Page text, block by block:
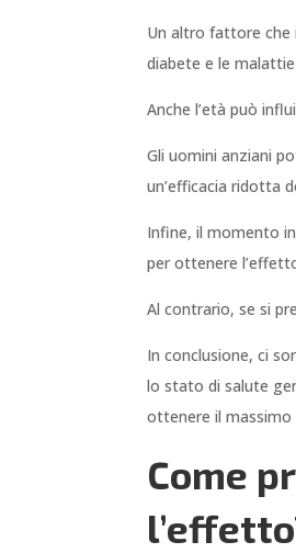
Un altro fattore che
diabete e le
Anche l’età può
Gli uomini anziani
un’efficacia ridotta
Infine, il momento
per ottenere
Al contrario, se si
In conclusione, ci
lo stato di salute
ottenere il massimo
Come